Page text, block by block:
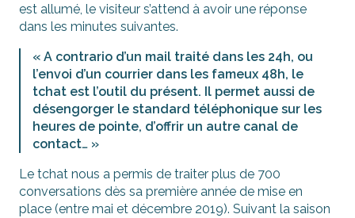
est allumé, le visiteur s’attend à avoir une réponse
dans les minutes suivantes.
« A contrario d’un mail traité dans les 24h, ou
l’envoi d’un courrier dans les fameux 48h, le
tchat est l’outil du présent. Il permet aussi de
désengorger le standard téléphonique sur les
heures de pointe, d’offrir un autre canal de
contact… »
Le tchat nous a permis de traiter plus de 700
conversations dès sa première année de mise en
place (entre mai et décembre 2019). Suivant la saison